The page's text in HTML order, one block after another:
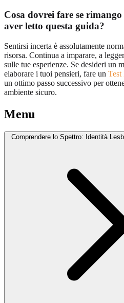
Cosa dovrei fare se
aver letto questa guida?
Sentirsi incerta è assolutamente
risorsa. Continua a imparare, a
sulle tue esperienze. Se desideri un
elaborare i tuoi pensieri, fare un Test
un ottimo passo successivo per
ambiente sicuro.
Menu
Comprendere lo Spettro: Identità